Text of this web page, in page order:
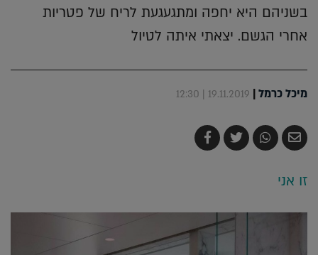
בשניהם היא יחפה ומתגעגעת לריח של פטריות
אחרי הגשם. יצאתי איתה לטיול
מיכל כרמל|
19.11.2019 | 12:30
שלח
בדואר
שתף
ב-
צייץ
ב-
שתף
ב-
זו אני